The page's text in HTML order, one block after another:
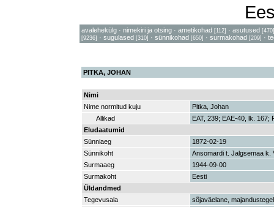
avalehekülg · nimekiri ja otsing · ametikohad [112] · asutused [470]
[9236] · sugulased [310] · sünnikohad [650] · surmakohad [209] ·
PITKA, JOHAN
Nimi
Nime normitud kuju
Pitka, Johan
Allikad
EAT, 239; EAE-40, lk. 167;
Eludaatumid
Sünniaeg
1872-02-19
Sünnikoht
Ansomardi t. Jalgsemaa k.
Surmaaeg
1944-09-00
Surmakoht
Eesti
Üldandmed
Tegevusala
sõjaväelane,